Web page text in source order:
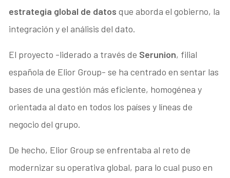
estrategia global de datos que aborda el gobierno, la
integración y el análisis del dato.
El proyecto -liderado a través de Serunion, filial
española de Elior Group- se ha centrado en sentar las
bases de una gestión más eficiente, homogénea y
orientada al dato en todos los países y líneas de
negocio del grupo.
De hecho, Elior Group se enfrentaba al reto de
modernizar su operativa global, para lo cual puso en